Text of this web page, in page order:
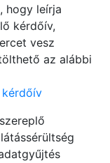
hogy leírja
kérdőív,
vesz
az alábbi
kérdőív